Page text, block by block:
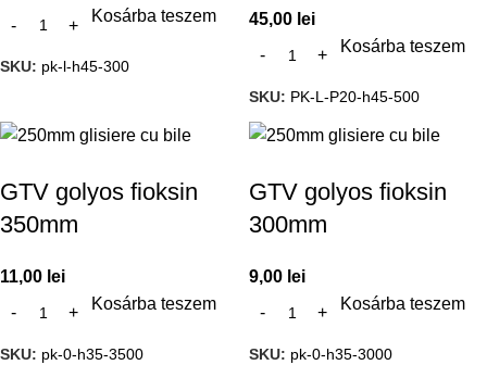
Kosárba teszem
SKU: pk-l-h45-300
45,00 lei
Kosárba teszem
SKU: PK-L-P20-h45-500
GTV golyos fioksin
350mm
11,00 lei
Kosárba teszem
SKU: pk-0-h35-3500
GTV golyos fioksin
300mm
9,00 lei
Kosárba teszem
SKU: pk-0-h35-3000